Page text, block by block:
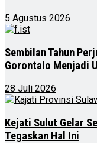
5 Agustus 2026
Sembilan Tahun
Gorontalo Menjadi
28 Juli 2026
Kejati Sulut Gelar
Tegaskan Hal Ini